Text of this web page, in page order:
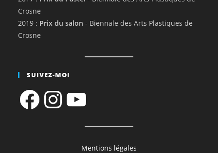
Crosne
2019 : Prix du salon - Biennale des Arts Plastiques de
Crosne
SUIVEZ-MOI
FacebookInstagramYouTube
Mentions légales